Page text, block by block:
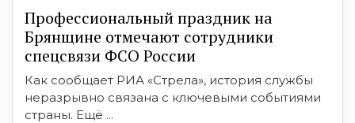
Профессиональный праздник на
Брянщине отмечают сотрудники
спецсвязи ФСО России
Как сообщает РИА «Стрела», история службы
неразрывно связана с ключевыми событиями
страны. Ещё ...